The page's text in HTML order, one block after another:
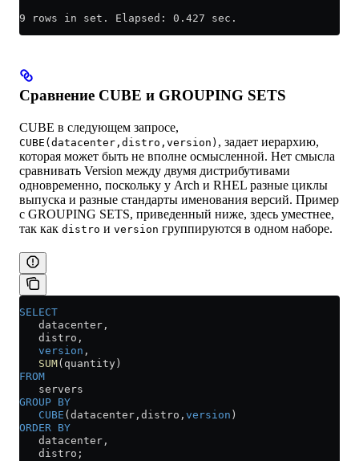
9 rows in set. Elapsed: 0.427 sec.
Сравнение CUBE и GROUPING SETS
CUBE в следующем запросе,
CUBE(datacenter,distro,version) , задает иерархию,
которая может быть не вполне осмысленной. Нет смысла
сравнивать Version между двумя дистрибутивами
одновременно, поскольку у Arch и RHEL разные циклы
выпуска и разные стандарты именования версий. Пример
с GROUPING SETS, приведенный ниже, здесь уместнее,
так как distro и version группируются в одном наборе.
SELECT
   datacenter,
   distro,
   version
,
   SUM
(quantity)
FROM
   servers
GROUP BY
   CUBE
(datacenter,distro, version )
ORDER BY
   datacenter,
   distro;